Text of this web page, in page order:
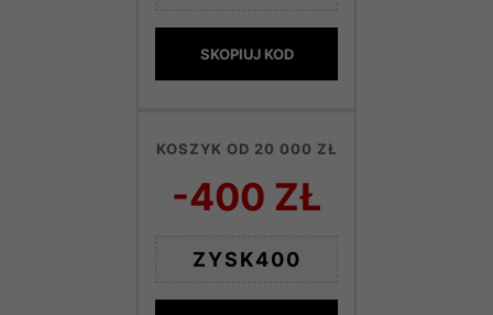
SKOPIUJ KOD
KOSZYK OD 20 000 ZŁ
-400 ZŁ
ZYSK400